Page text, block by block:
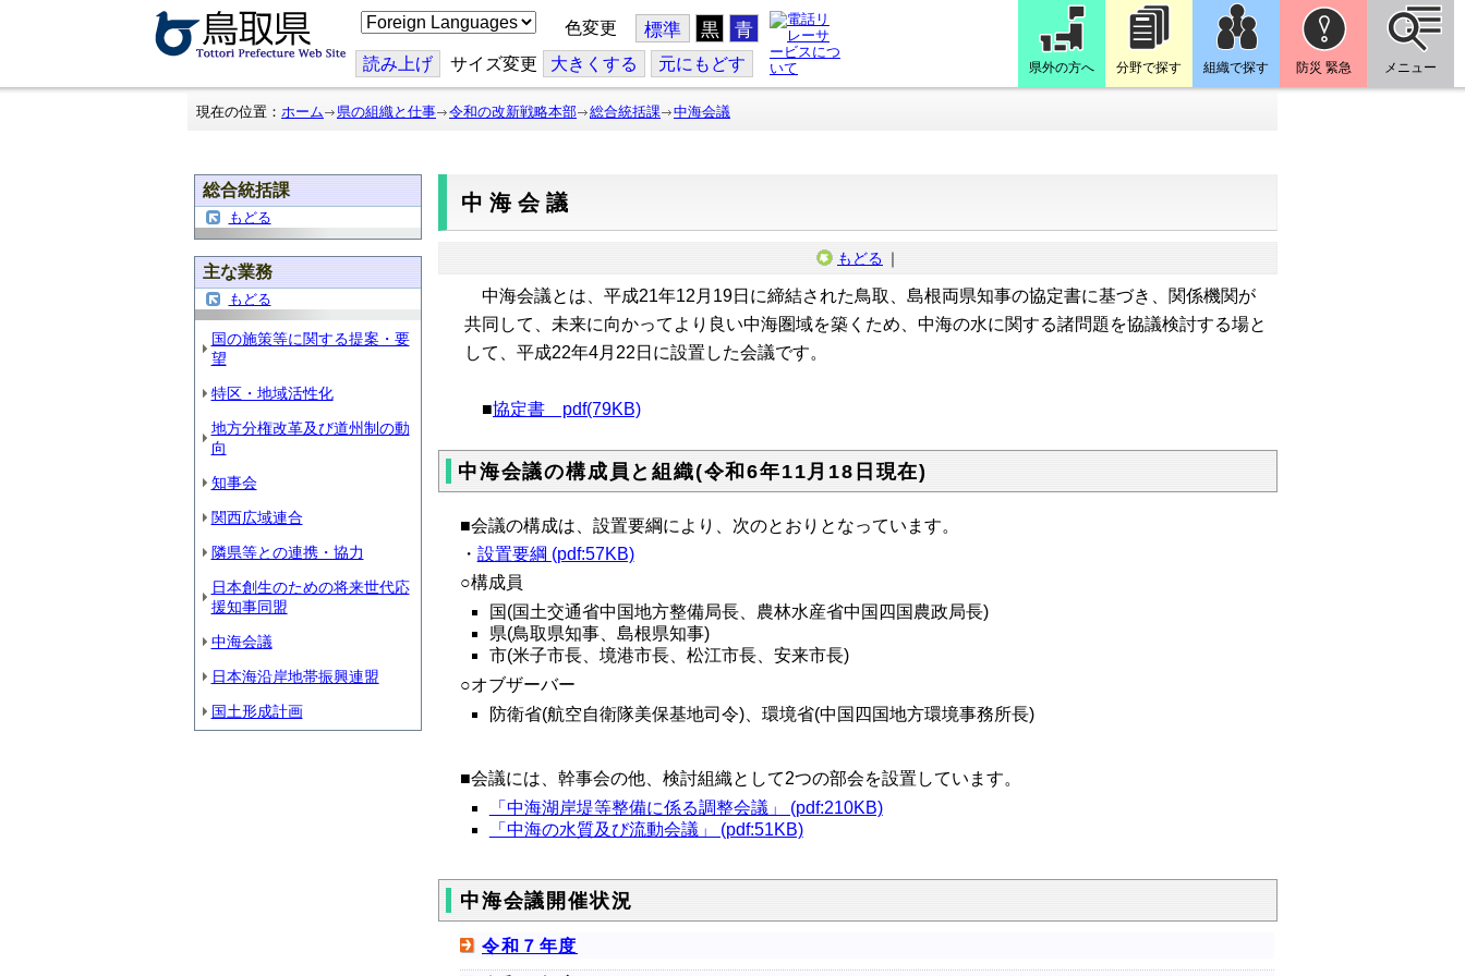
こ
の
ジ
を
翻
色変更 標準 黒 青
読み上げ サイズ変更 大きくする 元にもどす 県外の方へ 分野で探す 組織で探す 防災 緊急 メニュー
現在の位置： ホーム 県の組織と仕事 令和の改新戦略本部 総合統括課 中海会議
総合統括課
もどる
主な業務
もどる
国の施策等に関する提案・要
望
特区・地域活性化
地方分権改革及び道州制の動
向
知事会
関西広域連合
隣県等との連携・協力
日本創生のための将来世代応
援知事同盟
中海会議
日本海沿岸地帯振興連盟
国土形成計画
中海会議
もどる ｜
中海会議とは、平成21年12月19日に締結された鳥取、島根両県知事の協定書に基づき、関係機関が
共同して、未来に向かってより良い中海圏域を築くため、中海の水に関する諸問題を協議検討する場と
して、平成22年4月22日に設置した会議です。
■協定書 pdf(79KB)
中海会議の構成員と組織(令和6年11月18日現在)
■会議の構成は、設置要綱により、次のとおりとなっています。
・ 設置要綱 (pdf:57KB)
○構成員
国(国土交通省中国地方整備局長、農林水産省中国四国農政局長)
県(鳥取県知事、島根県知事)
市(米子市長、境港市長、松江市長、安来市長)
○オブザーバー
防衛省(航空自衛隊美保基地司令)、環境省(中国四国地方環境事務所長)
■会議には、幹事会の他、検討組織として2つの部会を設置しています。
「中海湖岸堤等整備に係る調整会議」 (pdf:210KB)
「中海の水質及び流動会議」 (pdf:51KB)
中海会議開催状況
令和７年度